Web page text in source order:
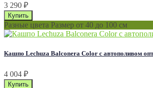
3 290 ₽
Разные цвета Размер от 40 до 100 см
Кашпо Lechuza Balconera Color с автополивом опт
4 004 ₽